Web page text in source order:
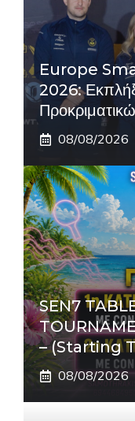
Europe
2026:
08/08/2026
SEN7
– (Starting
08/08/2026